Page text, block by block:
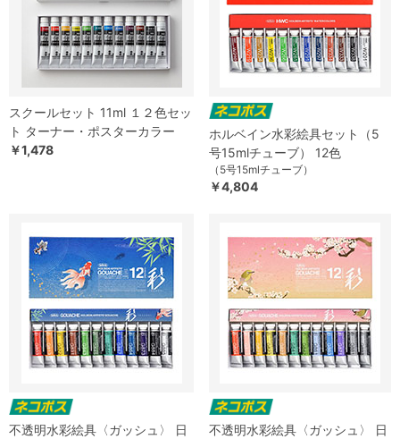
スクールセット 11ml １２色セッ
ト ターナー・ポスターカラー
￥1,478
ホルベイン水彩絵具セット（5
号15mlチューブ） 12色
（5号15mlチューブ）
￥4,804
不透明水彩絵具〈ガッシュ〉 日
不透明水彩絵具〈ガッシュ〉 日